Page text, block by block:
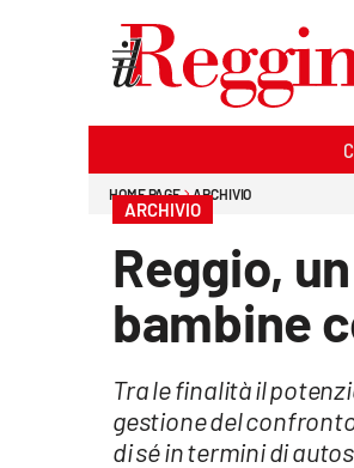
HOME PAGE ARCHIVIO
ARCHIVIO
Reggio,
bambine
Tra le finalità il
gestione del
di sé in termini di